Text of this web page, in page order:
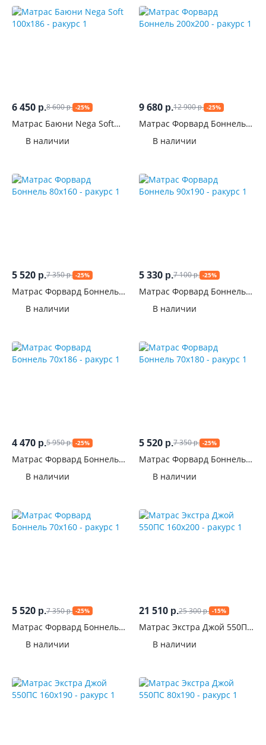
6 450 р.8 600р. -25%
Матрас Баюни Nega Soft
В наличии
9 680 р.12 900р. -25%
Матрас Форвард Боннель
В наличии
5 520 р.7 350р. -25%
Матрас Форвард Боннель
В наличии
5 330 р.7 100р. -25%
Матрас Форвард Боннель
В наличии
4 470 р.5 950р. -25%
Матрас Форвард Боннель
В наличии
5 520 р.7 350р. -25%
Матрас Форвард Боннель
В наличии
5 520 р.7 350р. -25%
Матрас Форвард Боннель
В наличии
21 510 р.25 300р. -15%
Матрас Экстра Джой 550ПС
В наличии